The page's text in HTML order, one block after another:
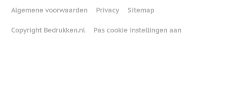
Algemene voorwaarden Privacy Sitemap
Copyright Bedrukken.nl Pas cookie instellingen aan